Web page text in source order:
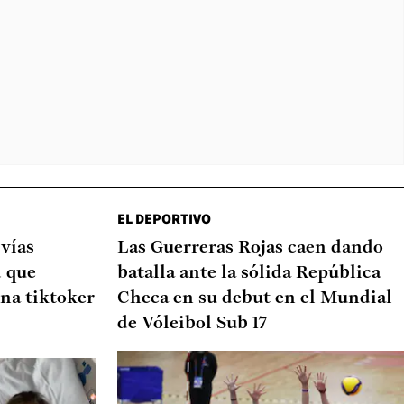
que
tiktoker
EL DEPORTIVO
Las Guerreras Rojas caen dando
batalla ante la sólida República
Checa en su debut en el Mundial
de Vóleibol Sub 17